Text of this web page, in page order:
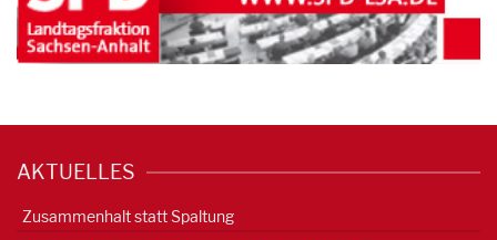
AKTUELLES
Zusammenhalt statt Spaltung